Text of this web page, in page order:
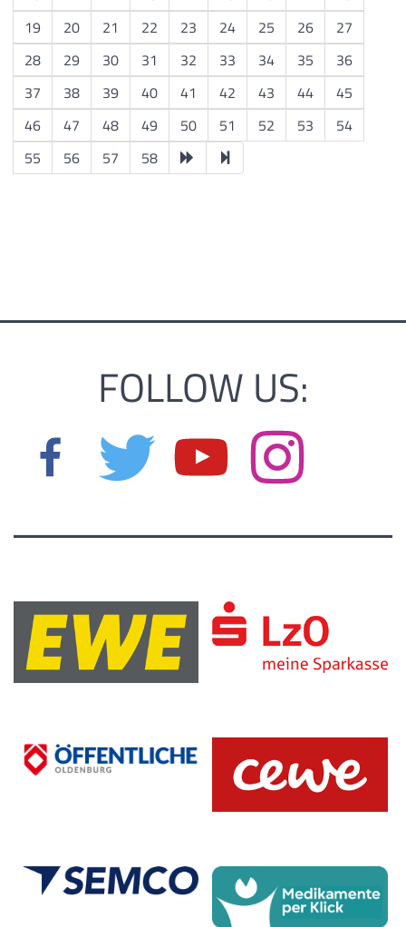
19
20 21 22 23 24 25 26
27
28
29 30 31 32 33 34 35
36
37
38 39 40 41 42 43 44
45
46
47 48 49 50 51 52 53
54
55
56 57 58
FOLLOW US: